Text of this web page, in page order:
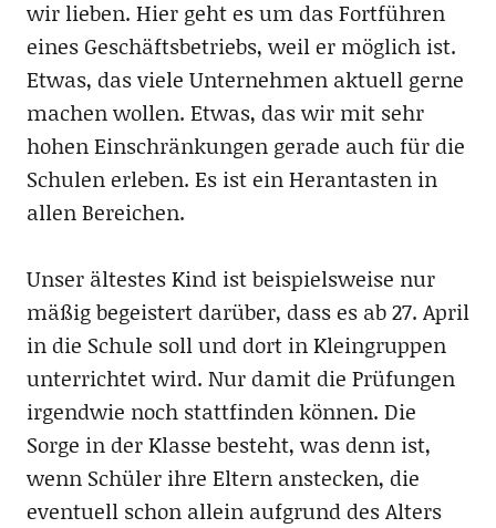
wir lieben. Hier geht es um das Fortführen
eines Geschäftsbetriebs, weil er möglich ist.
Etwas, das viele Unternehmen aktuell gerne
machen wollen. Etwas, das wir mit sehr
hohen Einschränkungen gerade auch für die
Schulen erleben. Es ist ein Herantasten in
allen Bereichen.
Unser ältestes Kind ist beispielsweise nur
mäßig begeistert darüber, dass es ab 27. April
in die Schule soll und dort in Kleingruppen
unterrichtet wird. Nur damit die Prüfungen
irgendwie noch stattfinden können. Die
Sorge in der Klasse besteht, was denn ist,
wenn Schüler ihre Eltern anstecken, die
eventuell schon allein aufgrund des Alters